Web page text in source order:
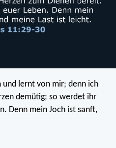
und lernt von mir; denn ich
demütig; so werdet ihr
Denn mein Joch ist sanft,